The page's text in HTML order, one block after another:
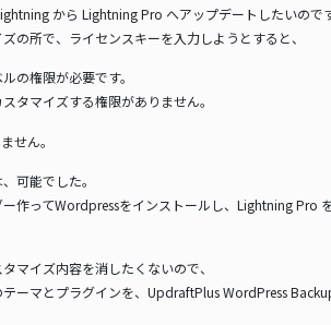
から Lightning Pro へアップデートしたいので
の所で、ライセンスキーを入力しようとすると、
の権限が必要です。
タマイズする権限がありません。
せん。
可能でした。
作ってWordpressをインストールし、Lightning Pro
マイズ内容を消したくないので、
ーマとプラグインを、UpdraftPlus WordPress